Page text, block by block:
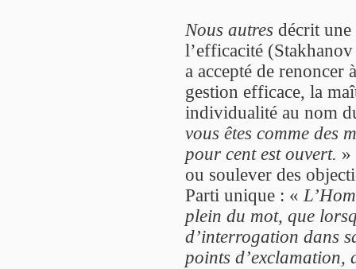
Nous autres décrit une
l’efficacité
a accepté de renoncer
gestion efficace, la
individualité au nom
vous êtes comme des
pour cent est ouvert. »
ou soulever des
Parti unique : «
plein du mot, que
d’interrogation dans
points d’exclamation,